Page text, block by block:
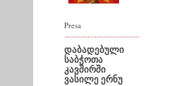
Presa
დაბადებული
საბჭოთა
კავშირში
ვასილე ერნუ